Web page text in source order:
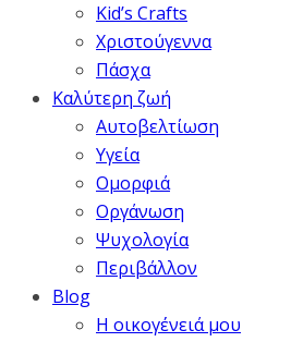
Kid’s Crafts
Χριστούγεννα
Πάσχα
Καλύτερη ζωή
Αυτοβελτίωση
Υγεία
Ομορφιά
Οργάνωση
Ψυχολογία
Περιβάλλον
Blog
Η οικογένειά μου